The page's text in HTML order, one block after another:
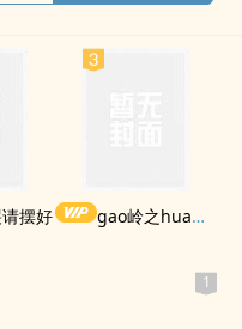
摆好 gao岭之hua被权贵lun了后
1